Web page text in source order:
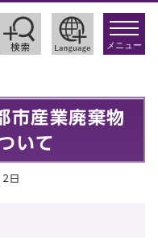
toggle
メニュー
市産業廃棄物
いて
日